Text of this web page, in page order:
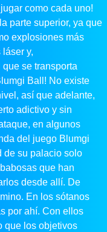
como cada uno!
parte superior, ya que
explosiones más
y,
que se transporta
Ball! No existe
así que adelante,
adictivo y sin
en algunos
del juego Blumgi
de su palacio solo
que han
desde allí. De
En los sótanos
por ahí. Con ellos
que los objetivos